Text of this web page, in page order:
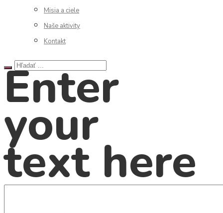
Misia a ciele
Naše aktivity
Kontakt
Enter
your
text here